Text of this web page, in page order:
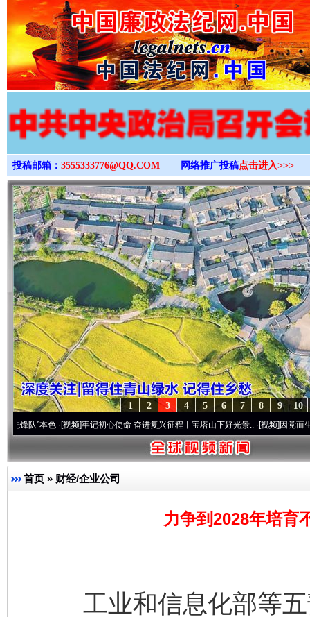
>
投稿邮箱： 3555333776@QQ.COM 网络推广投稿点击进入>>>
10
9
8
7
6
5
4
3
2
1
·[视频]牢记初心使命 奋进复兴征程丨宝塔山下好光景..·[视频]因党而生 为党而
首页 » 财经/企业公司
力争到2028年培育
工业和信息化部等五